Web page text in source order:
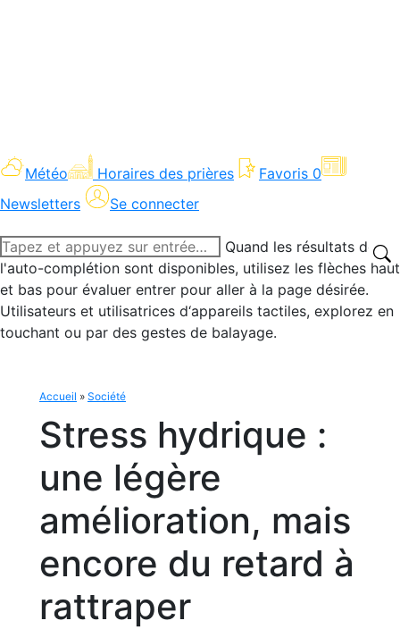
Météo Horaires des prières Favoris 0
Newsletters
Se connecter
Recherche
:
Quand les résultats de
l'auto-complétion sont disponibles, utilisez les flèches haut
et bas pour évaluer entrer pour aller à la page désirée.
Utilisateurs et utilisatrices d‘appareils tactiles, explorez en
touchant ou par des gestes de balayage.
Accueil » Société
Stress hydrique :
une légère
amélioration, mais
encore du retard à
rattraper